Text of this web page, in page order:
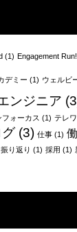
(1) Engagement Run!
デミー (1) ウェルビ
ンジニア
ォーカス (1) テレ
(3) 仕事 (1)
振り返り (1) 採用 (1)